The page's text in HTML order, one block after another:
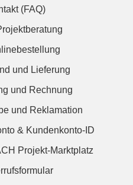
(FAQ)
und Lieferung
und Rechnung
und Reklamation
& Kundenkonto-ID
Projekt-Marktplatz